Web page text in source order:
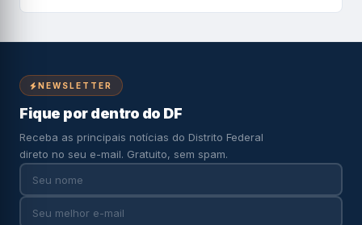
NEWSLETTER
Fique por dentro do DF
Receba as principais notícias do Distrito Federal
direto no seu e-mail. Gratuito, sem spam.